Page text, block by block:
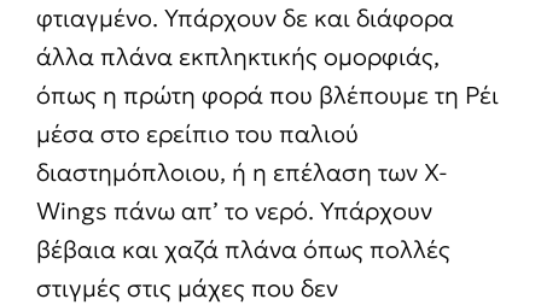
φτιαγμένο. Υπάρχουν δε και διάφορα
άλλα πλάνα εκπληκτικής ομορφιάς,
όπως η πρώτη φορά που βλέπουμε τη Ρέι
μέσα στο ερείπιο του παλιού
διαστημόπλοιου, ή η επέλαση των X-
Wings πάνω απ’ το νερό. Υπάρχουν
βέβαια και χαζά πλάνα όπως πολλές
στιγμές στις μάχες που δεν